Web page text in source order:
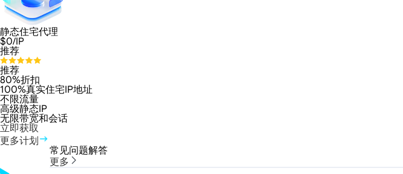
静态住宅代理
$0/IP
推荐
推荐
80%折扣
100%真实住宅IP地址
不限流量
高级静态IP
无限带宽和会话
立即获取
更多计划
常见问题解答
更多